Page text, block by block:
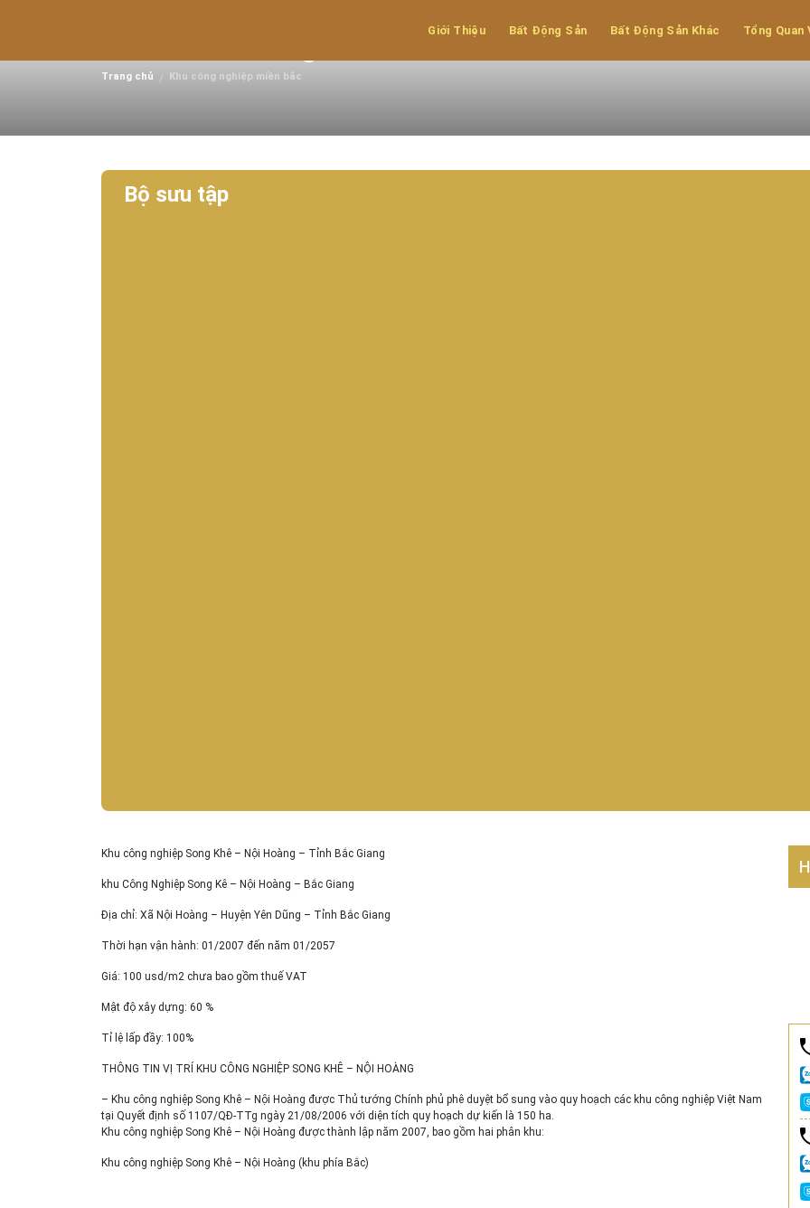
Giới Thiệu Bất Động Sản Bất Động Sản Khác Tổng Quan
Trang chủ / Khu công nghiệp miền bắc
Bộ sưu tập
Khu công nghiệp Song Khê – Nội Hoàng – Tỉnh Bắc Giang
khu Công Nghiệp Song Kê – Nội Hoàng – Bắc Giang
Địa chỉ: Xã Nội Hoàng – Huyện Yên Dũng – Tỉnh Bắc Giang
Thời hạn vận hành: 01/2007 đến năm 01/2057
Giá: 100 usd/m2 chưa bao gồm thuế VAT
Mật độ xây dựng: 60 %
Tỉ lệ lấp đầy: 100%
THÔNG TIN VỊ TRÍ KHU CÔNG NGHIỆP SONG KHÊ – NỘI HOÀNG
– Khu công nghiệp Song Khê – Nội Hoàng được Thủ tướng Chính phủ phê duyệt bổ sung vào quy hoạch các khu công nghiệp Việt Nam
tại Quyết định số 1107/QĐ-TTg ngày 21/08/2006 với diện tích quy hoạch dự kiến là 150 ha.
Khu công nghiệp Song Khê – Nội Hoàng được thành lập năm 2007, bao gồm hai phân khu:
Khu công nghiệp Song Khê – Nội Hoàng (khu phía Bắc)